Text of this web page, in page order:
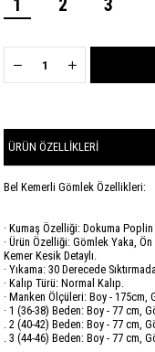
1 2 3
ÜRÜN ÖZELLIKLERI
Bel Kemerli Gömlek Özellikleri:
· Kumaş Özelliği: Dokuma
· Ürün Özelliği: Gömlek Yaka,
Kemer Kesik Detaylı.
· Yıkama: 30 Derecede
· Kalıp Türü: Normal Kalıp.
· Manken Ölçüleri: Boy - 175cm,
· 1 (36-38) Beden: Boy - 77 cm,
. 2 (40-42) Beden: Boy - 77 cm,
. 3 (44-46) Beden: Boy - 77 cm,